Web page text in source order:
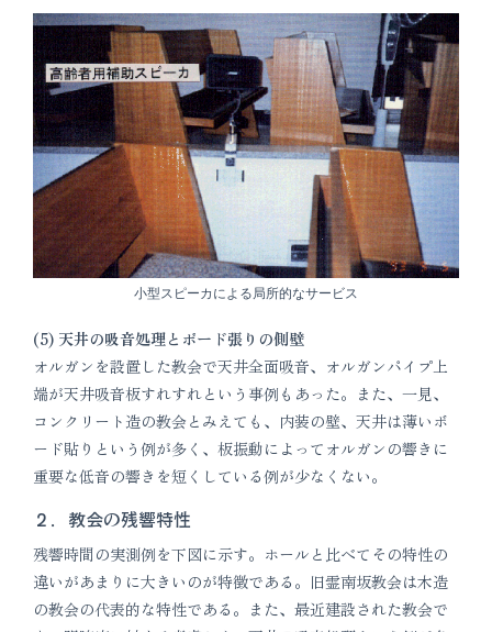
小型スピーカによる局所的なサービス
(5) 天井の吸音処理とボード張りの側壁
オルガンを設置した教会で天井全面吸音、オルガンパイプ上
端が天井吸音板すれすれという事例もあった。また、一見、
コンクリート造の教会とみえても、内装の壁、天井は薄いボ
ード貼りという例が多く、板振動によってオルガンの響きに
重要な低音の響きを短くしている例が少なくない。
２．教会の残響特性
残響時間の実測例を下図に示す。ホールと比べてその特性の
違いがあまりに大きいのが特徴である。旧霊南坂教会は木造
の教会の代表的な特性である。また、最近建設された教会で